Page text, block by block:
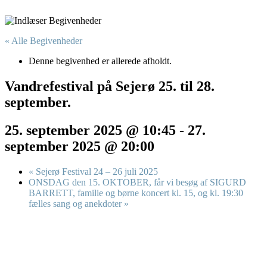
« Alle Begivenheder
Denne begivenhed er allerede afholdt.
Vandrefestival på Sejerø 25. til 28.
september.
25. september 2025 @ 10:45 - 27.
september 2025 @ 20:00
« Sejerø Festival 24 – 26 juli 2025
ONSDAG den 15. OKTOBER, får vi besøg af SIGURD
BARRETT, familie og børne koncert kl. 15, og kl. 19:30
fælles sang og anekdoter »